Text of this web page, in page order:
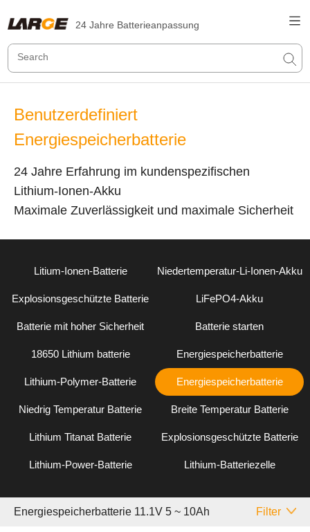
24 Jahre Batterieanpassung
Benutzerdefiniert
Energiespeicherbatterie
24 Jahre Erfahrung im kundenspezifischen
Lithium-Ionen-Akku
Maximale Zuverlässigkeit und maximale Sicherheit
Litium-Ionen-Batterie Niedertemperatur-Li-Ionen-Akku
Explosionsgeschützte Batterie LiFePO4-Akku
Batterie mit hoher Sicherheit Batterie starten
18650 Lithium batterie Energiespeicherbatterie
Lithium-Polymer-Batterie Energiespeicherbatterie
Niedrig Temperatur Batterie Breite Temperatur Batterie
Lithium Titanat Batterie Explosionsgeschützte Batterie
Lithium-Power-Batterie Lithium-Batteriezelle
Energiespeicherbatterie 11.1V 5 ~ 10Ah Filter